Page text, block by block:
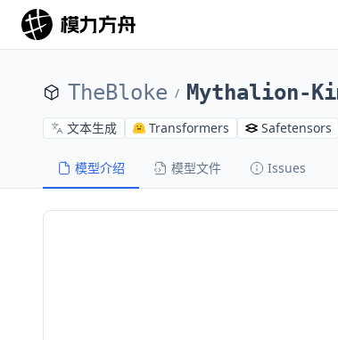
TheBloke / Mythalion-
文本生成 Transformers Safetensors
模型介绍 模型文件 Issues